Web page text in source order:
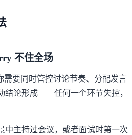
不住全场
需要同时管控讨论节奏、分配发言
结论形成——任何一个环节失控，
中主持过会议，或者面试时第一次